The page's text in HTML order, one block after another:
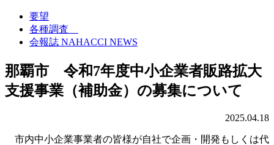
要望
各種調査
会報誌 NAHACCI NEWS
那覇市 令和7年度中小企業者販路拡大
支援事業（補助金）の募集について
2025.04.18
市内中小企業事業者の皆様が自社で企画・開発もしくは代